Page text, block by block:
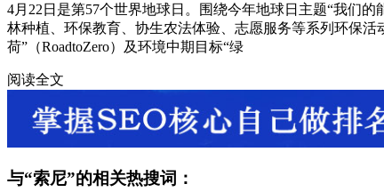
4月22日是第57个世界地球日。围绕今年地球日主题“我们
林种植、环保教育、协生农法体验、志愿服务等系列环保
荷”（RoadtoZero）及环境中期目标“绿
阅读全文
与“索尼”的相关热搜词：